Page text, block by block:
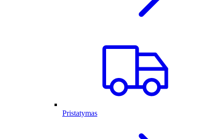
Pristatymas